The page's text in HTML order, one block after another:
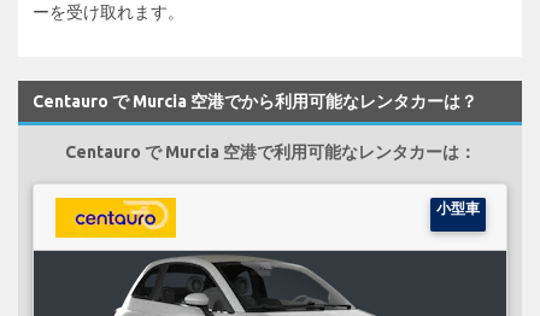
ーを受け取れます。
Centauro で Murcia 空港でから利用可能なレンタカーは？
Centauro で Murcia 空港で利用可能なレンタカーは：
小型車